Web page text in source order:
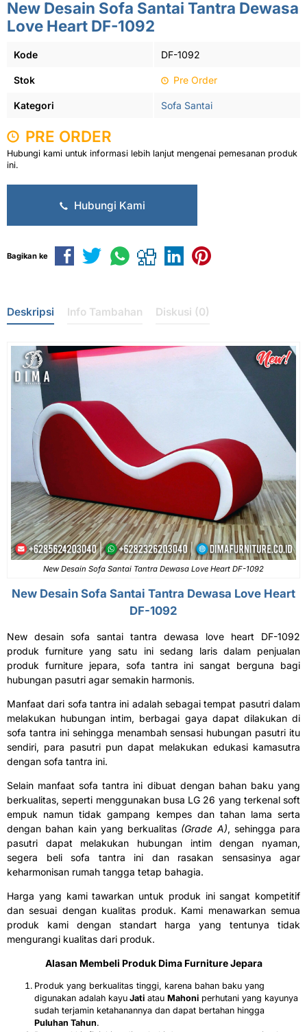
New Desain Sofa Santai Tantra Dewasa
Love Heart DF-1092
Kode DF-1092
Stok Pre Order
Kategori Sofa Santai
PRE ORDER
Hubungi kami untuk informasi lebih lanjut mengenai pemesanan produk
ini.
Hubungi Kami
Bagikan ke
Deskripsi Info Tambahan Diskusi (0)
New Desain Sofa Santai Tantra Dewasa Love Heart DF-1092
New Desain Sofa Santai Tantra Dewasa Love Heart
DF-1092
New desain sofa santai tantra dewasa love heart DF-1092
produk furniture yang satu ini sedang laris dalam penjualan
produk furniture jepara, sofa tantra ini sangat berguna bagi
hubungan pasutri agar semakin harmonis.
Manfaat dari sofa tantra ini adalah sebagai tempat pasutri dalam
melakukan hubungan intim, berbagai gaya dapat dilakukan di
sofa tantra ini sehingga menambah sensasi hubungan pasutri itu
sendiri, para pasutri pun dapat melakukan edukasi kamasutra
dengan sofa tantra ini.
Selain manfaat sofa tantra ini dibuat dengan bahan baku yang
berkualitas, seperti menggunakan busa LG 26 yang terkenal soft
empuk namun tidak gampang kempes dan tahan lama serta
dengan bahan kain yang berkualitas (Grade A), sehingga para
pasutri dapat melakukan hubungan intim dengan nyaman,
segera beli sofa tantra ini dan rasakan sensasinya agar
keharmonisan rumah tangga tetap bahagia.
Harga yang kami tawarkan untuk produk ini sangat kompetitif
dan sesuai dengan kualitas produk. Kami menawarkan semua
produk kami dengan standart harga yang tentunya tidak
mengurangi kualitas dari produk.
Alasan Membeli Produk Dima Furniture Jepara
Produk yang berkualitas tinggi, karena bahan baku yang
digunakan adalah kayu Jati atau Mahoni perhutani yang kayunya
sudah terjamin ketahanannya dan dapat bertahan hingga
Puluhan Tahun.